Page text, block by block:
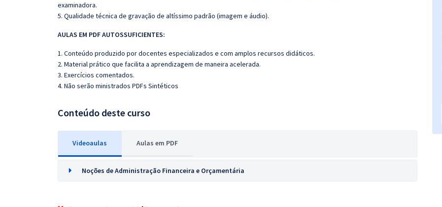
examinadora.
5. Qualidade técnica de gravação de altíssimo padrão (imagem e áudio).
AULAS EM PDF AUTOSSUFICIENTES:
1. Conteúdo produzido por docentes especializados e com amplos recursos didáticos.
2. Material prático que facilita a aprendizagem de maneira acelerada.
3. Exercícios comentados.
4. Não serão ministrados PDFs Sintéticos
Conteúdo deste curso
Videoaulas Aulas em PDF
Noções de Administração Financeira e Orçamentária